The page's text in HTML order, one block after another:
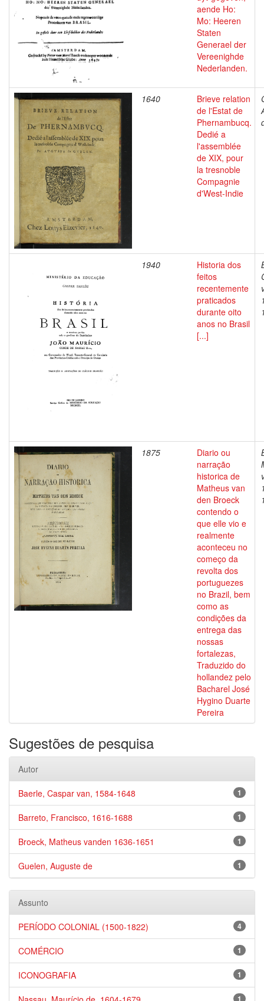
aende Ho:
Mo: Heeren
Staten
Generael der
Vereenighde
Nederlanden.
1640
Brieve relation
de l'Estat de
Phernambucq.
Dedié a
l'assemblée
de XIX, pour
la tresnoble
Compagnie
d'West-Indie
1940
Historia dos
feitos
recentemente
praticados
durante oito
anos no Brasil
[...]
1875
Diario ou
narração
historica de
Matheus van
den Broeck
contendo o
que elle vio e
realmente
aconteceu no
começo da
revolta dos
portuguezes
no Brazil, bem
como as
condições da
entrega das
nossas
fortalezas,
Traduzido do
hollandez pelo
Bacharel José
Hygino Duarte
Pereira
Sugestões de pesquisa
Autor
1
Baerle, Caspar van, 1584-1648
1
Barreto, Francisco, 1616-1688
1
Broeck, Matheus vanden 1636-1651
1
Guelen, Auguste de
Assunto
4
PERÍODO COLONIAL (1500-1822)
1
COMÉRCIO
1
ICONOGRAFIA
1